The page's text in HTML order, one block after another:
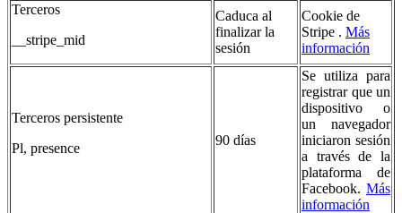
Terceros
__stripe_mid
Caduca al
finalizar la
sesión
Cookie de
Stripe . Más
información
Terceros persistente
Pl, presence
90 días
Se utiliza para
registrar que un
dispositivo o
un navegador
iniciaron sesión
a través de la
plataforma de
Facebook. Más
información